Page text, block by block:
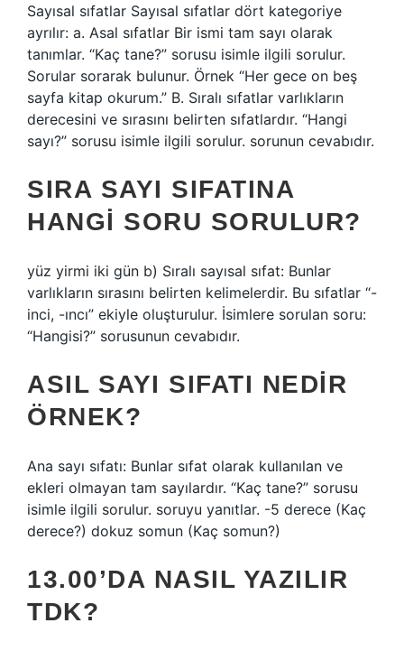
Sayısal sıfatlar Sayısal sıfatlar dört kategoriye
ayrılır: a. Asal sıfatlar Bir ismi tam sayı olarak
tanımlar. “Kaç tane?” sorusu isimle ilgili sorulur.
Sorular sorarak bulunur. Örnek “Her gece on beş
sayfa kitap okurum.” B. Sıralı sıfatlar varlıkların
derecesini ve sırasını belirten sıfatlardır. “Hangi
sayı?” sorusu isimle ilgili sorulur. sorunun cevabıdır.
SIRA SAYI SIFATINA
HANGI SORU SORULUR?
yüz yirmi iki gün b) Sıralı sayısal sıfat: Bunlar
varlıkların sırasını belirten kelimelerdir. Bu sıfatlar “-
inci, -ıncı” ekiyle oluşturulur. İsimlere sorulan soru:
“Hangisi?” sorusunun cevabıdır.
ASIL SAYI SIFATI NEDIR
ÖRNEK?
Ana sayı sıfatı: Bunlar sıfat olarak kullanılan ve
ekleri olmayan tam sayılardır. “Kaç tane?” sorusu
isimle ilgili sorulur. soruyu yanıtlar. -5 derece (Kaç
derece?) dokuz somun (Kaç somun?)
13.00’DA NASIL YAZILIR
TDK?